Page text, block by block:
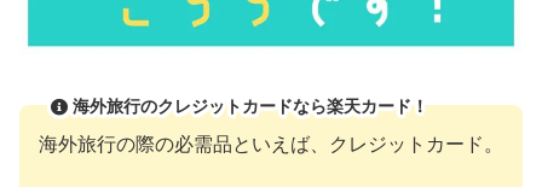
海外旅行のクレジットカードなら楽天カード！
海外旅行の際の必需品といえば、クレジットカード。